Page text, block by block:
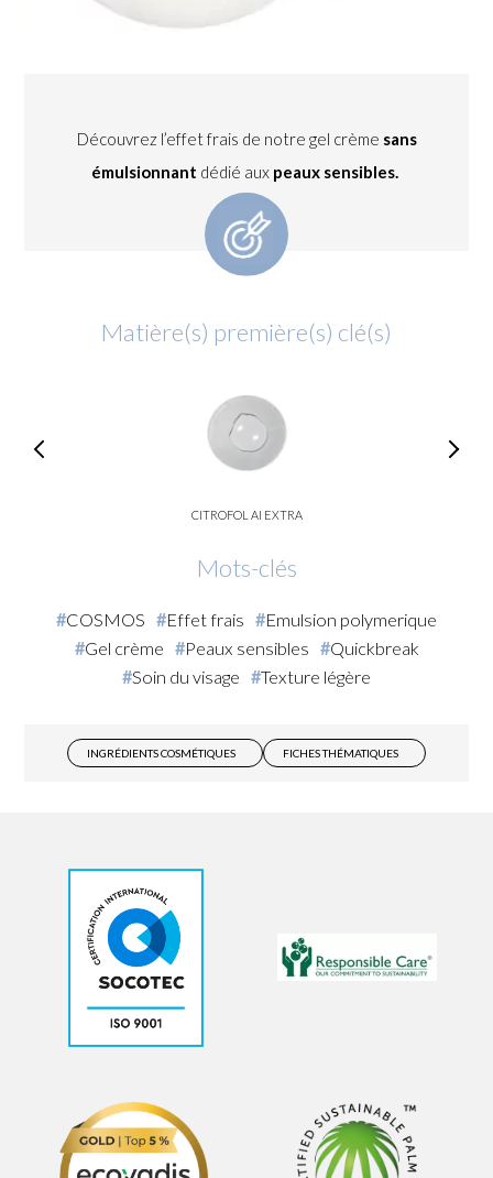
Découvrez l’effet frais de notre gel crème sans
émulsionnant dédié aux peaux sensibles.
Matière(s) première(s) clé(s)
CITROFOL AI EXTRA
Mots-clés
COSMOS Effet frais
Emulsion polymerique
Gel crème
Peaux sensibles
Quickbreak
Soin du visage
Texture légère
INGRÉDIENTS COSMÉTIQUES FICHES THÉMATIQUES